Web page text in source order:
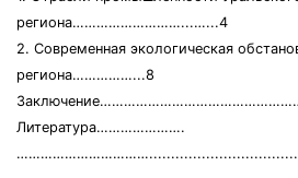
региона………………………...…...4
2. Современная экологическая
региона……………...8
Литература………………….